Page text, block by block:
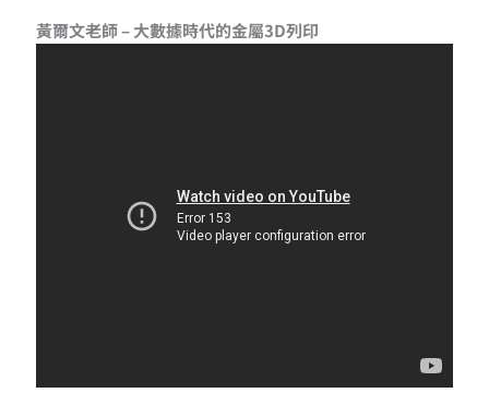
黃爾文老師 – 大數據時代的金屬3D列印